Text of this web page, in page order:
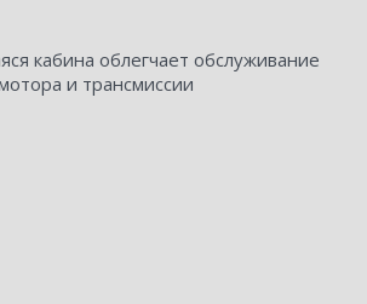
кабина облегчает обслуживание
и трансмиссии